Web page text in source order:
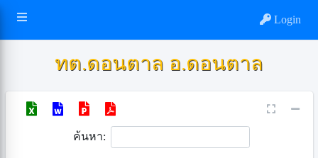
Login
ทต.ดอนตาล อ.ดอนตาล
ค้นหา: